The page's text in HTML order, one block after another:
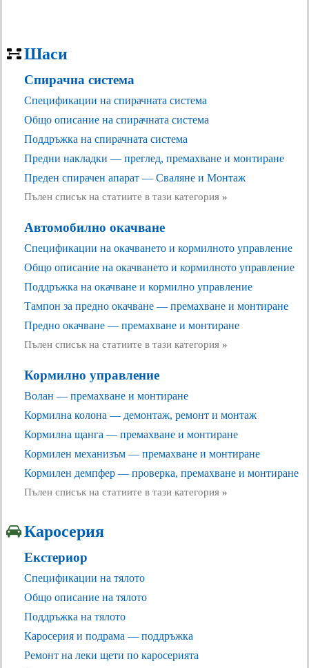
Шаси
Спирачна система
Спецификации на спирачната система
Общо описание на спирачната система
Поддръжка на спирачната система
Предни накладки — преглед, премахване и монтиране
Преден спирачен апарат — Сваляне и Монтаж
Пълен списък на статиите в тази категория »
Автомобилно окачване
Спецификации на окачването и кормилното управление
Общо описание на окачването и кормилното управление
Поддръжка на окачване и кормилно управление
Тампон за предно окачване — премахване и монтиране
Предно окачване — премахване и монтиране
Пълен списък на статиите в тази категория »
Кормилно управление
Волан — премахване и монтиране
Кормилна колона — демонтаж, ремонт и монтаж
Кормилна щанга — премахване и монтиране
Кормилен механизъм — премахване и монтиране
Кормилен демпфер — проверка, премахване и монтиране
Пълен списък на статиите в тази категория »
Каросерия
Екстериор
Спецификации на тялото
Общо описание на тялото
Поддръжка на тялото
Каросерия и подрама — поддръжка
Ремонт на леки щети по каросерията